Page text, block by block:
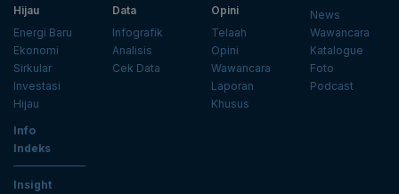
Hijau
Energi Baru
Ekonomi
Sirkular
Investasi
Hijau
Data
Infografik
Analisis
Cek Data
Opini
Telaah
Opini
Wawancara
Laporan
Khusus
News
Wawancara
Katalogue
Foto
Podcast
Info
Indeks
Insight